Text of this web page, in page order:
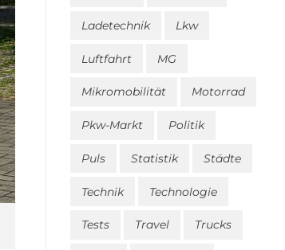
Ladetechnik Lkw
Luftfahrt MG
Mikromobilität Motorrad
Pkw-Markt Politik
Puls Statistik Städte
Technik Technologie
Tests Travel Trucks